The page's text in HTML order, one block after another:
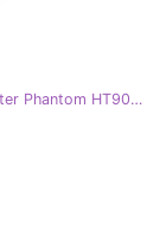
Damen Sportschuhe Lu Boo mit Socke Silver Glitter Phantom HT9022 schwarz silber